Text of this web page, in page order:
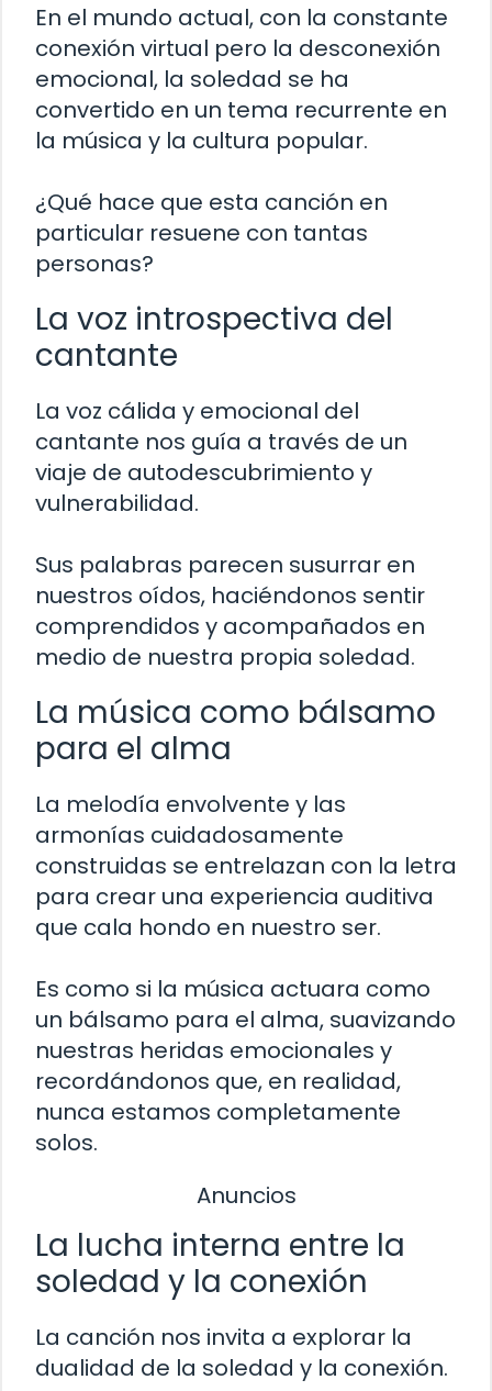
En el mundo actual, con la constante
conexión virtual pero la desconexión
emocional, la soledad se ha
convertido en un tema recurrente en
la música y la cultura popular.
¿Qué hace que esta canción en
particular resuene con tantas
personas?
La voz introspectiva del
cantante
La voz cálida y emocional del
cantante nos guía a través de un
viaje de autodescubrimiento y
vulnerabilidad.
Sus palabras parecen susurrar en
nuestros oídos, haciéndonos sentir
comprendidos y acompañados en
medio de nuestra propia soledad.
La música como bálsamo
para el alma
La melodía envolvente y las
armonías cuidadosamente
construidas se entrelazan con la letra
para crear una experiencia auditiva
que cala hondo en nuestro ser.
Es como si la música actuara como
un bálsamo para el alma, suavizando
nuestras heridas emocionales y
recordándonos que, en realidad,
nunca estamos completamente
solos.
Anuncios
La lucha interna entre la
soledad y la conexión
La canción nos invita a explorar la
dualidad de la soledad y la conexión.